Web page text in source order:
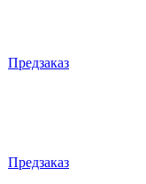
Предзаказ
Предзаказ